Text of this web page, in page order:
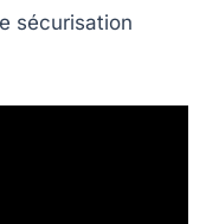
sécurisation